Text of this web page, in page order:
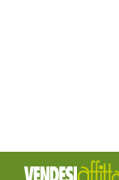
Ferrara di Monte Baldo